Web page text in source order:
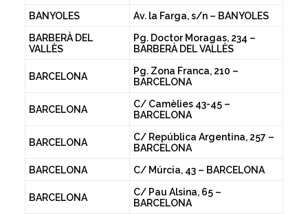
BANYOLES
Av. la Farga, s/n – BANYOLES
BARBERÀ DEL
VALLÈS
Pg. Doctor Moragas, 234 –
BARBERÀ DEL VALLÈS
BARCELONA
Pg. Zona Franca, 210 –
BARCELONA
BARCELONA
C/ Camèlies 43-45 –
BARCELONA
BARCELONA
C/ República Argentina, 257 –
BARCELONA
BARCELONA
C/ Múrcia, 43 – BARCELONA
BARCELONA
C/ Pau Alsina, 65 –
BARCELONA